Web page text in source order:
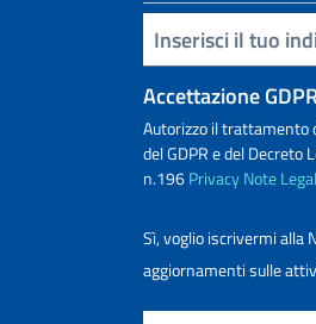
Inserisci la tua email
Accettazione
Autorizzo il trattamento
del GDPR e del
n.196PrivacyNote
Sì, voglio iscrivermi alla
aggiornamenti sulle